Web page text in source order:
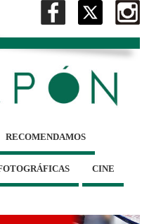
RECOMENDAMOS
CINE